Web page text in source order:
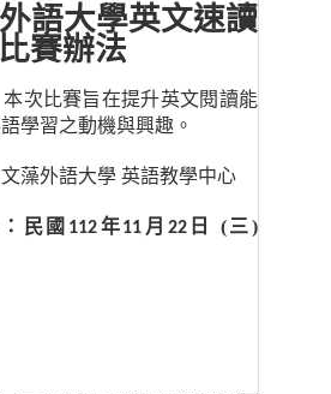
語大學英文速讀
比賽辦法
本次比賽旨在提升英文閱讀能
學習之動機與興趣。
文藻外語大學 英語教學中心
民國 112年11 月 22日 (三)